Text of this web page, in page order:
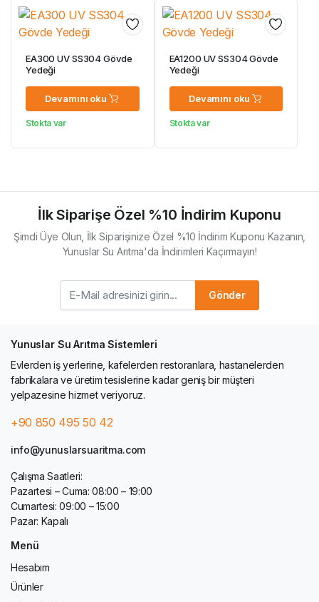
EA300 UV SS304 Gövde
Yedeği
Devamını oku
Stokta var
EA1200 UV SS304 Gövde
Yedeği
Devamını oku
Stokta var
İlk Siparişe Özel %10 İndirim Kuponu
Şimdi Üye Olun, İlk Siparişinize Özel %10 İndirim Kuponu Kazanın,
Yunuslar Su Arıtma'da İndirimleri Kaçırmayın!
Gönder
Yunuslar Su Arıtma Sistemleri
Evlerden iş yerlerine, kafelerden restoranlara, hastanelerden
fabrikalara ve üretim tesislerine kadar geniş bir müşteri
yelpazesine hizmet veriyoruz.
+90 850 495 50 42
info@yunuslarsuaritma.com
Çalışma Saatleri:
Pazartesi – Cuma: 08:00 – 19:00
Cumartesi: 09:00 – 15:00
Pazar: Kapalı
Menü
Hesabım
Ürünler